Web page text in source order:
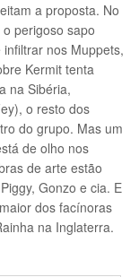
a proposta. No
perigoso sapo
nos Muppets,
Kermit tenta
na Sibéria,
o resto dos
do grupo. Mas um
de olho nos
de arte estão
Gonzo e cia. E
dos facínoras
na Inglaterra.